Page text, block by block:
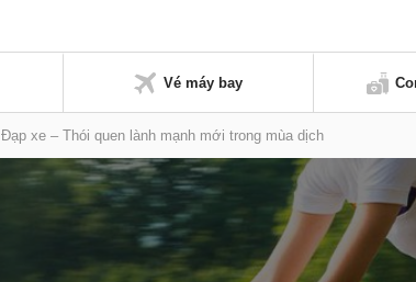
Vé máy bay
Đạp xe – Thói quen lành mạnh mới trong mùa dịch